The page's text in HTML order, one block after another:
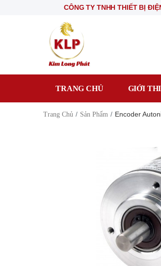
CÔNG TY TNHH THIẾT BỊ ĐIỆN
TRANG CHỦ GIỚI
Trang Chủ Sản Phẩm Encoder